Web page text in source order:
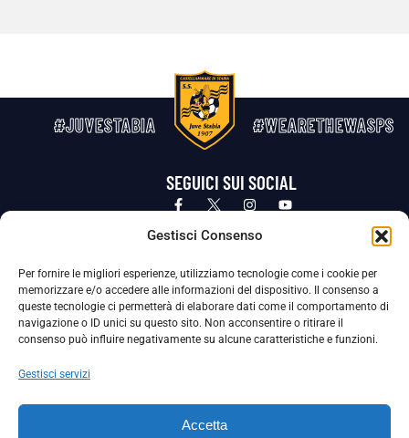
Gestisci Consenso
Per fornire le migliori esperienze, utilizziamo tecnologie come i cookie per
memorizzare e/o accedere alle informazioni del dispositivo. Il consenso a
queste tecnologie ci permetterà di elaborare dati come il comportamento di
navigazione o ID unici su questo sito. Non acconsentire o ritirare il
consenso può influire negativamente su alcune caratteristiche e funzioni.
Gestisci servizi
Accetta
#JUVESTABIA #WEARETHEWASPS
SEGUICI SUI SOCIAL
Privacy Policy Cookie Policy
La Società ha nominato il Responsabile della Protezione dei Dati Personali (DPO), figura specializzata che vigila sulle modalità
adottate dalla nostra Società per tutelare i Suoi dati personali.
Per contattare il DPO può scrivere a